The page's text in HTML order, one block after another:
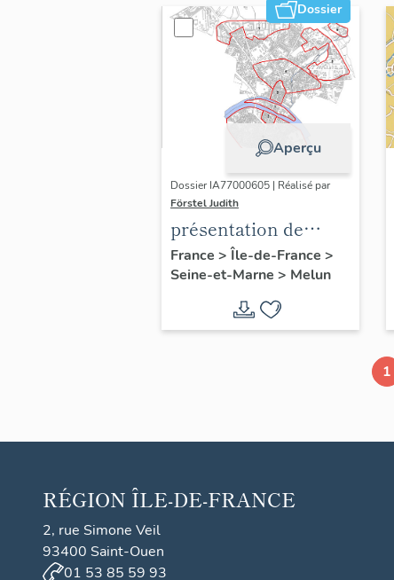
Dossier
Aperçu
Dossier IA77000605 | Réalisé par
Förstel Judith
présentation de
l'étude du
patrimoine de Melun
France > Île-de-France >
Seine-et-Marne > Melun
1
RÉGION ÎLE-DE-FRANCE
2, rue Simone Veil
93400 Saint-Ouen
01 53 85 59 93